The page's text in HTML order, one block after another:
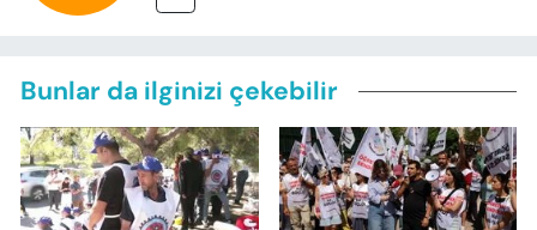
Bunlar da ilginizi çekebilir